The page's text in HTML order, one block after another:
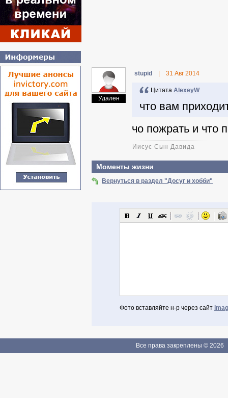
Удален
stupid 31 Авг 2014
Цитата AlexeyW
что вам
чо пожрать и что
Иисус Сын Давида
Моменты жизни
Вернуться в раздел "Досуг и хобби"
Фото вставляйте н-р через сайт
Если Вы зарегистрированы
Все права закреплены © 2026